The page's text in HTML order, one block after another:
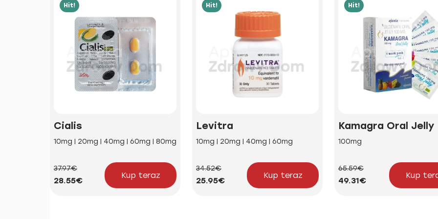
Hit!
Cialis
10mg | 20mg | 40mg | 60mg | 80mg
37.97€
28.55€
Kup teraz
Hit!
Levitra
10mg | 20mg | 40mg | 60mg
34.52€
25.95€
Kup teraz
Hit!
Kamagra Oral Jelly
100mg
65.59€
49.31€
Kup